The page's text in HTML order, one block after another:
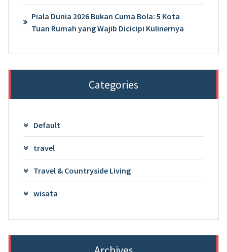
Piala Dunia 2026 Bukan Cuma Bola: 5 Kota
Tuan Rumah yang Wajib Dicicipi Kulinernya
Categories
Default
travel
Travel & Countryside Living
wisata